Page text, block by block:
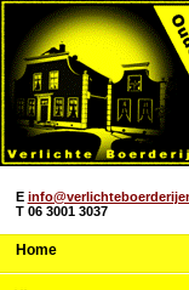
Home
E
T 06 3001 3037